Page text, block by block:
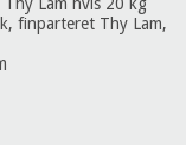
finparteret Thy Lam,